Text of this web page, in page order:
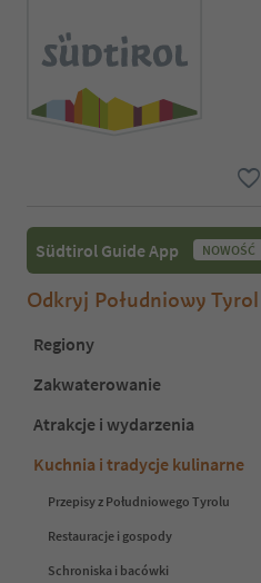
Südtirol Guide App NOWOŚĆ
Odkryj Południowy Tyrol
Regiony
Zakwaterowanie
Atrakcje i wydarzenia
Kuchnia i tradycje kulinarne
Przepisy z Południowego Tyrolu
Restauracje i gospody
Schroniska i bacówki